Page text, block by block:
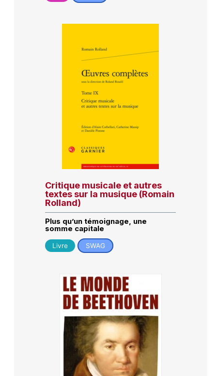
Critique musicale et autres
textes sur la musique (Romain
Rolland)
Plus qu’un témoignage, une
somme capitale
Livre SWAG